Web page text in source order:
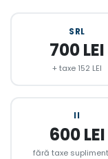
SRL
700 LEI
+ taxe 152 LEI
II
600 LEI
fără taxe